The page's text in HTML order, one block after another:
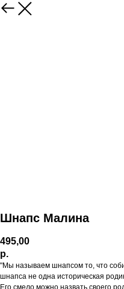
Шнапс Малина
495,00
р.
"Мы называем шнапсом то, что
шнапса не одна историческая
Его смело можно назвать своего